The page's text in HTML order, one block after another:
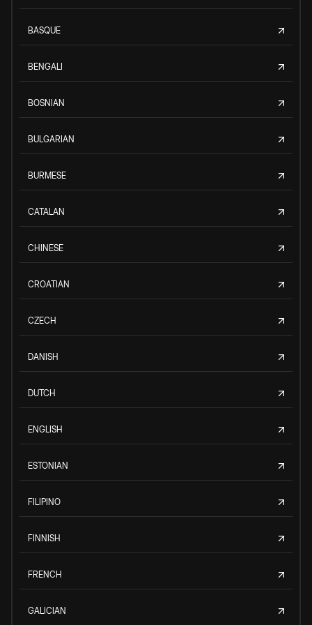
BASQUE
BENGALI
BOSNIAN
BULGARIAN
BURMESE
CATALAN
CHINESE
CROATIAN
CZECH
DANISH
DUTCH
ENGLISH
ESTONIAN
FILIPINO
FINNISH
FRENCH
GALICIAN